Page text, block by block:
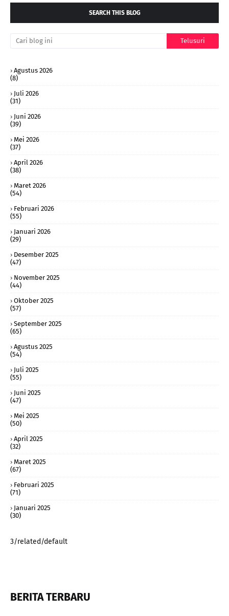
SEARCH THIS BLOG
Agustus 2026
(8)
Juli 2026
(31)
Juni 2026
(39)
Mei 2026
(37)
April 2026
(38)
Maret 2026
(54)
Februari 2026
(55)
Januari 2026
(29)
Desember 2025
(47)
November 2025
(44)
Oktober 2025
(57)
September 2025
(65)
Agustus 2025
(54)
Juli 2025
(55)
Juni 2025
(47)
Mei 2025
(50)
April 2025
(32)
Maret 2025
(67)
Februari 2025
(71)
Januari 2025
(30)
3/related/default
BERITA TERBARU